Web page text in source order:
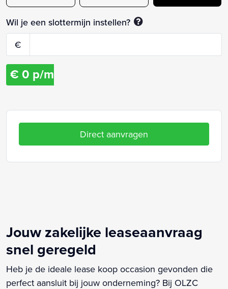
Wil je een slottermijn instellen?
€
€ 0 p/m
Direct aanvragen
Jouw zakelijke leaseaanvraag
snel geregeld
Heb je de ideale lease koop occasion gevonden die
perfect aansluit bij jouw onderneming? Bij OLZC